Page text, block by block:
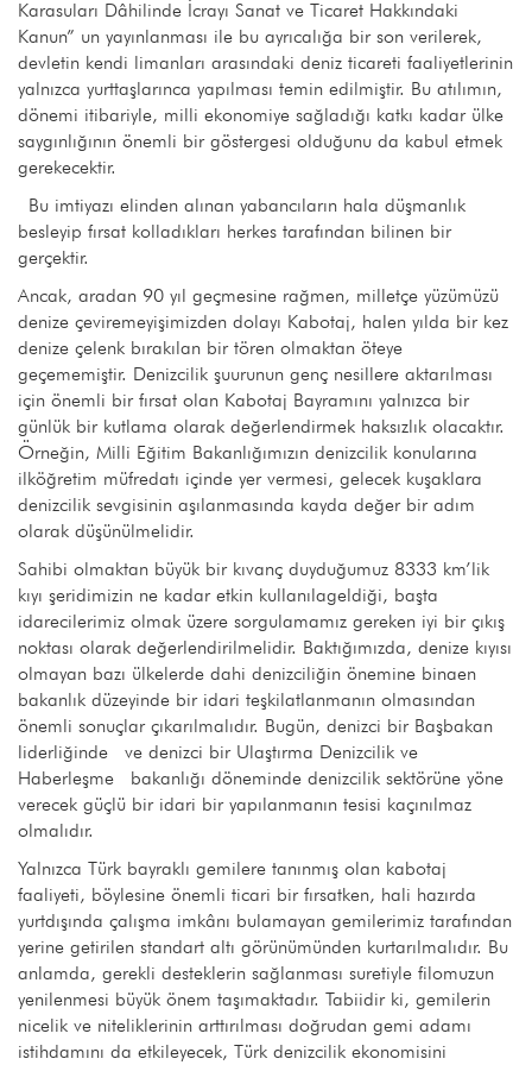
Karasuları Dâhilinde İcrayı Sanat ve Ticaret Hakkındaki
Kanun” un yayınlanması ile bu ayrıcalığa bir son verilerek,
devletin kendi limanları arasındaki deniz ticareti faaliyetlerinin
yalnızca yurttaşlarınca yapılması temin edilmiştir. Bu atılımın,
dönemi itibariyle, milli ekonomiye sağladığı katkı kadar ülke
saygınlığının önemli bir göstergesi olduğunu da kabul etmek
gerekecektir.
Bu imtiyazı elinden alınan yabancıların hala düşmanlık
besleyip fırsat kolladıkları herkes tarafından bilinen bir
gerçektir.
Ancak, aradan 90 yıl geçmesine rağmen, milletçe yüzümüzü
denize çeviremeyişimizden dolayı Kabotaj, halen yılda bir kez
denize çelenk bırakılan bir tören olmaktan öteye
geçememiştir. Denizcilik şuurunun genç nesillere aktarılması
için önemli bir fırsat olan Kabotaj Bayramını yalnızca bir
günlük bir kutlama olarak değerlendirmek haksızlık olacaktır.
Örneğin, Milli Eğitim Bakanlığımızın denizcilik konularına
ilköğretim müfredatı içinde yer vermesi, gelecek kuşaklara
denizcilik sevgisinin aşılanmasında kayda değer bir adım
olarak düşünülmelidir.
Sahibi olmaktan büyük bir kıvanç duyduğumuz 8333 km’lik
kıyı şeridimizin ne kadar etkin kullanılageldiği, başta
idarecilerimiz olmak üzere sorgulamamız gereken iyi bir çıkış
noktası olarak değerlendirilmelidir. Baktığımızda, denize kıyısı
olmayan bazı ülkelerde dahi denizciliğin önemine binaen
bakanlık düzeyinde bir idari teşkilatlanmanın olmasından
önemli sonuçlar çıkarılmalıdır. Bugün, denizci bir Başbakan
liderliğinde ve denizci bir Ulaştırma Denizcilik ve
Haberleşme bakanlığı döneminde denizcilik sektörüne yöne
verecek güçlü bir idari bir yapılanmanın tesisi kaçınılmaz
olmalıdır.
Yalnızca Türk bayraklı gemilere tanınmış olan kabotaj
faaliyeti, böylesine önemli ticari bir fırsatken, hali hazırda
yurtdışında çalışma imkânı bulamayan gemilerimiz tarafından
yerine getirilen standart altı görünümünden kurtarılmalıdır. Bu
anlamda, gerekli desteklerin sağlanması suretiyle filomuzun
yenilenmesi büyük önem taşımaktadır. Tabiidir ki, gemilerin
nicelik ve niteliklerinin arttırılması doğrudan gemi adamı
istihdamını da etkileyecek, Türk denizcilik ekonomisini